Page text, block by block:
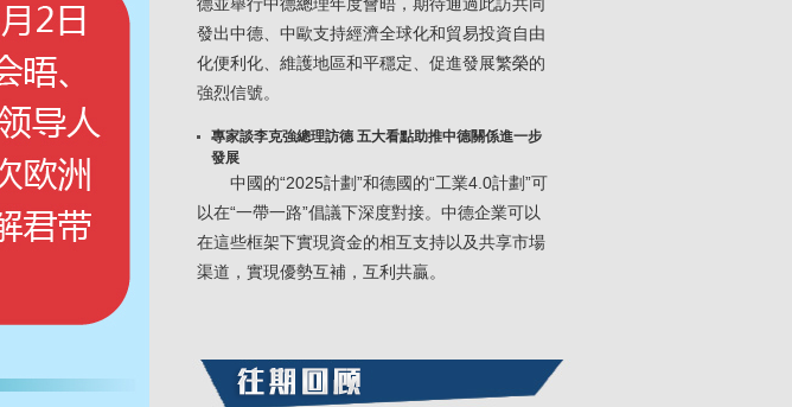
發出中德、中歐支持經濟全球化和貿易投資自由
化便利化、維護地區和平穩定、促進發展繁榮的
強烈信號。
專家談李克強總理訪德 五大看點助推中德關係進一步
發展
中國的“2025計劃”和德國的“工業4.0計劃”可
以在“一帶一路”倡議下深度對接。中德企業可以
在這些框架下實現資金的相互支持以及共享市場
渠道，實現優勢互補，互利共贏。